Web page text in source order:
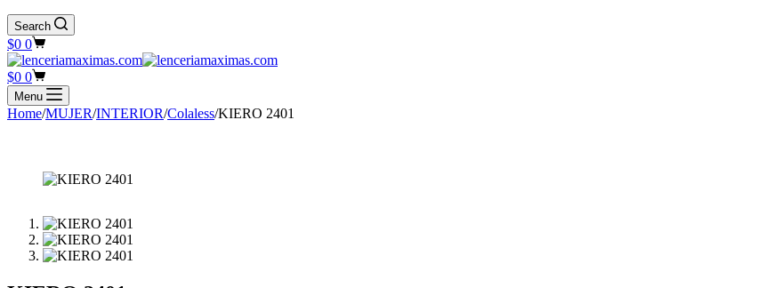
Search
Shopping
cart
$0 0
Shopping
cart
$0 0
Menu
Home/MUJER/INTERIOR/Colaless/KIERO 2401